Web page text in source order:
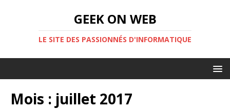
GEEK ON WEB
LE SITE DES PASSIONNÉS D'INFORMATIQUE
Mois : juillet 2017